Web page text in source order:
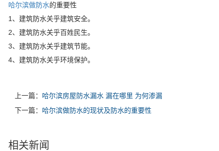
哈尔滨做防水的重要性
1、建筑防水关乎建筑安全。
2、建筑防水关乎百姓民生。
3、建筑防水关乎建筑节能。
4、建筑防水关乎环境保护。
上一篇： 哈尔滨房屋防水漏水 漏在哪里 为何渗漏
下一篇： 哈尔滨做防水的现状及防水的重要性
相关新闻